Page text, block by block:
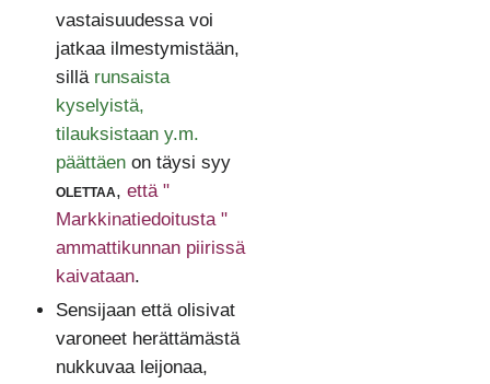
vastaisuudessa voi
jatkaa ilmestymistään,
sillä runsaista
kyselyistä,
tilauksistaan y.m.
päättäenon täysi syy
olettaa, että "
Markkinatiedoitusta "
ammattikunnan piirissä
kaivataan.
Sensijaan että olisivat
varoneet herättämästä
nukkuvaa leijonaa,